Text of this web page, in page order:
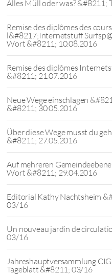
Alles Müll oder was? &#8211;
Remise des diplômes des
l&#8217;Internetstuff
Wort &#8211; 10.08.2016
Remise des diplômes
&#8211; 21.07.2016
Neue Wege einschlagen
&#8211; 30.05.2016
Über diese Wege musst du
&#8211; 27.05.2016
Auf mehreren
Wort &#8211; 29.04.2016
Editorial Kathy Nachtsheim
03/16
Un nouveau jardin de
03/16
Jahreshauptversammlung
Tageblatt &#8211; 03/16